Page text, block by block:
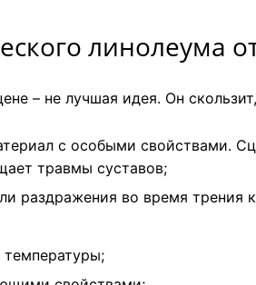
линолеума
– не лучшая идея. Он
с особыми свойствами.
травмы суставов;
раздражения во время трения